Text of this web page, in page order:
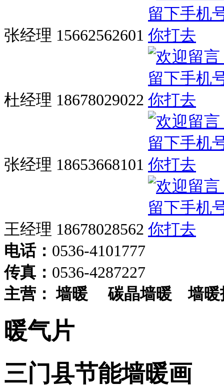
张经理 15662562601
杜经理 18678029022
张经理 18653668101
王经理 18678028562
电话： 0536-4101777
传真： 0536-4287227
主营： 墙暖碳晶墙暖墙暖
暖气片
三门县节能墙暖画